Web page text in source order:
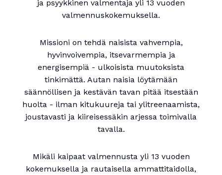
ja psyykkinen valmentaja yli 13 vuoden
valmennuskokemuksella.
Missioni on tehdä naisista vahvempia,
hyvinvoivempia, itsevarmempia ja
energisempiä - ulkoisista muutoksista
tinkimättä. Autan naisia löytämään
säännöllisen ja kestävän tavan pitää itsestään
huolta - ilman kitukuureja tai ylitreenaamista,
joustavasti ja kiireisessäkin arjessa toimivalla
tavalla.
Mikäli kaipaat valmennusta yli 13 vuoden
kokemuksella ja rautaisella ammattitaidolla,